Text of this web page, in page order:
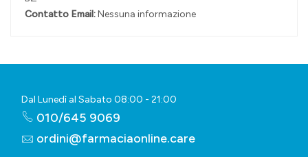
Contatto Email:Nessuna informazione
Dal Lunedì al Sabato 08:00 - 21:00
010/645 9069
ordini@farmaciaonline.care